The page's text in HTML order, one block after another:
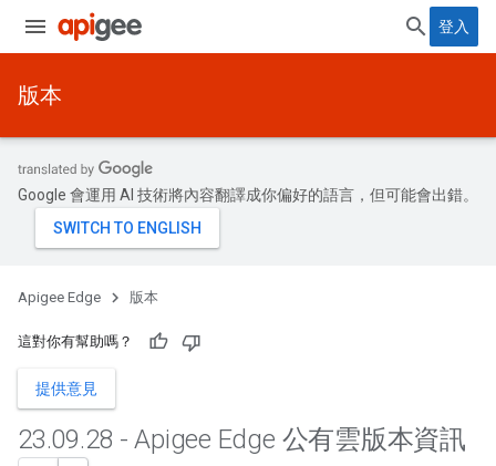
登入
版本
Google 會運用 AI 技術將內容翻譯成你偏好的語言，但可能會出錯。
Apigee Edge 版本
這對你有幫助嗎？
提供意見
23.09.28 - Apigee Edge 公有雲版本資訊